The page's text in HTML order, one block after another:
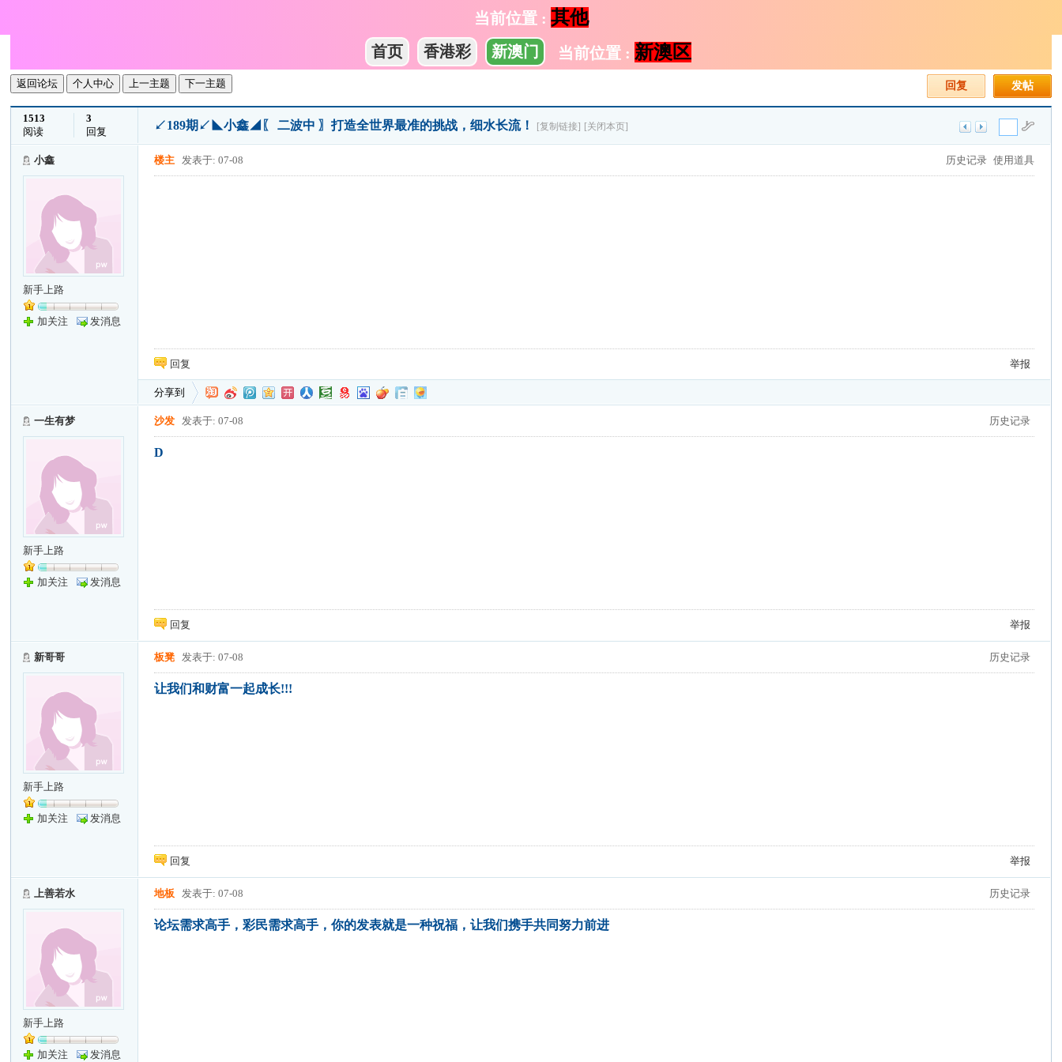
当前位置 : 其他
首页 香港彩 新澳门 当前位置 : 新澳区
返回论坛 个人中心 上一主题 下一主题 发帖
回复
1513
阅读
3
回复
↙189期↙◣小鑫◢〖 二波中 〗打造全世界最准的挑战，细水长流！ [复制链接] [关闭本页]
小鑫
新手上路
加关注 发消息
历史记录 使用道具
楼主 发表于: 07-08
回复 举报
分享到
一生有梦
新手上路
加关注 发消息
历史记录
沙发 发表于: 07-08
D
回复 举报
新哥哥
新手上路
加关注 发消息
历史记录
板凳 发表于: 07-08
让我们和财富一起成长!!!
回复 举报
上善若水
新手上路
加关注 发消息
历史记录
地板 发表于: 07-08
论坛需求高手，彩民需求高手，你的发表就是一种祝福，让我们携手共同努力前进